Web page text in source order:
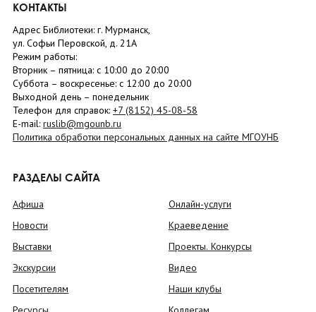
КОНТАКТЫ
Адрес Библиотеки: г. Мурманск,
ул. Софьи Перовской, д. 21А
Режим работы:
Вторник – пятница: с 10:00 до 20:00
Суббота – воскресенье: c 12:00 до 20:00
Выходной день – понедельник
Телефон для справок: +7 (8152) 45-08-58
E-mail: ruslib@mgounb.ru
Политика обработки персональных данных на сайте МГОУНБ
РАЗДЕЛЫ САЙТА
Афиша
Новости
Выставки
Экскурсии
Посетителям
Онлайн-услуги
Краеведение
Проекты. Конкурсы
Видео
Наши клубы